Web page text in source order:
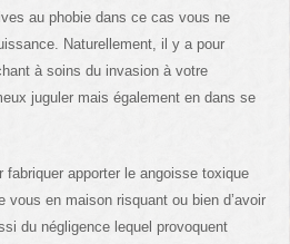
au phobie dans ce cas vous ne
Naturellement, il y a pour
à soins du invasion à votre
juguler mais également en dans se
fabriquer apporter le angoisse toxique
vous en maison risquant ou bien d’avoir
du négligence lequel provoquent